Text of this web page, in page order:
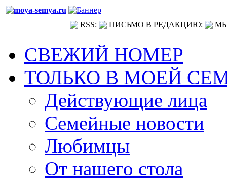
RSS: ПИСЬМО В РЕДАКЦИЮ:
СВЕЖИЙ НОМЕР
ТОЛЬКО В МОЕЙ
Действующие лица
Семейные новости
Любимцы
От нашего стола